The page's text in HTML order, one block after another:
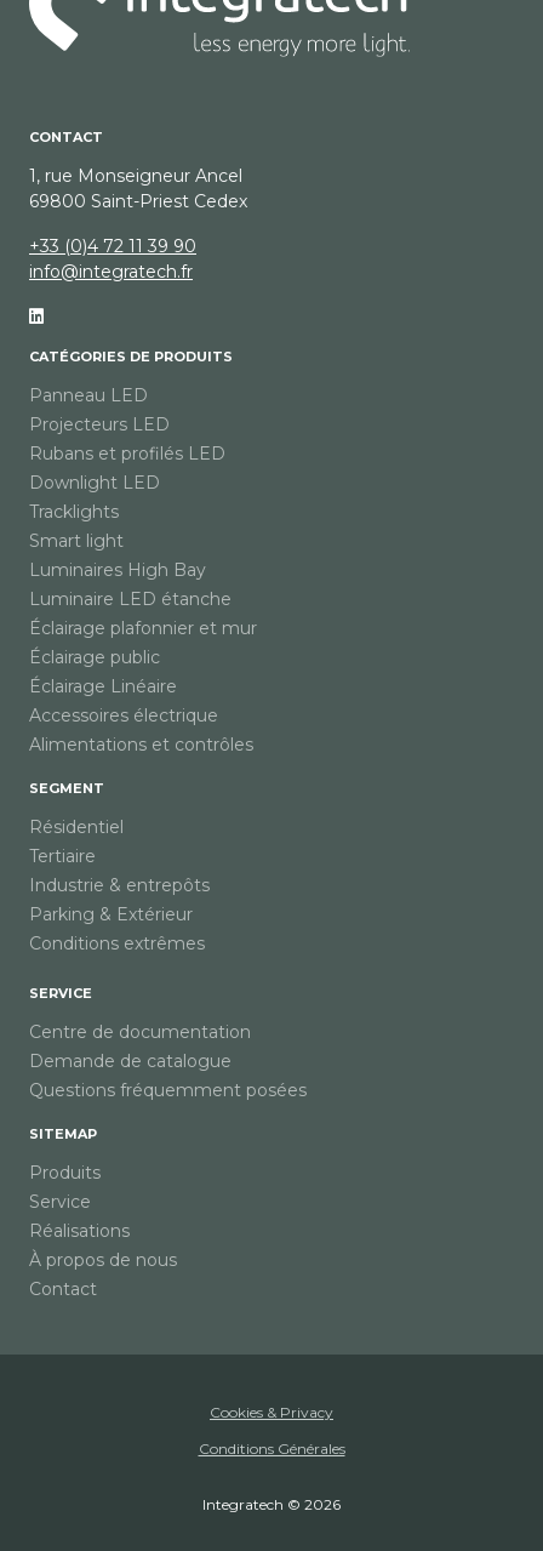
CONTACT
1, rue Monseigneur Ancel
69800 Saint-Priest Cedex
+33 (0)4 72 11 39 90
info@integratech.fr
CATÉGORIES DE PRODUITS
Panneau LED
Projecteurs LED
Rubans et profilés LED
Downlight LED
Tracklights
Smart light
Luminaires High Bay
Luminaire LED étanche
Éclairage plafonnier et mur
Éclairage public
Éclairage Linéaire
Accessoires électrique
Alimentations et contrôles
SEGMENT
Résidentiel
Tertiaire
Industrie & entrepôts
Parking & Extérieur
Conditions extrêmes
SERVICE
Centre de documentation
Demande de catalogue
Questions fréquemment posées
SITEMAP
Produits
Service
Réalisations
À propos de nous
Contact
Cookies & Privacy
Conditions Générales
Integratech © 2026